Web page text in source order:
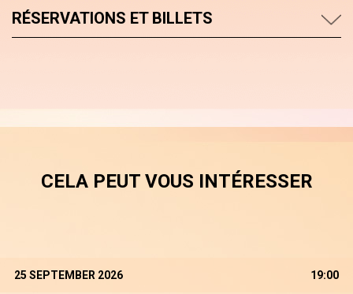
RÉSERVATIONS ET BILLETS
CELA PEUT VOUS INTÉRESSER
25 SEPTEMBER 2026 19:00